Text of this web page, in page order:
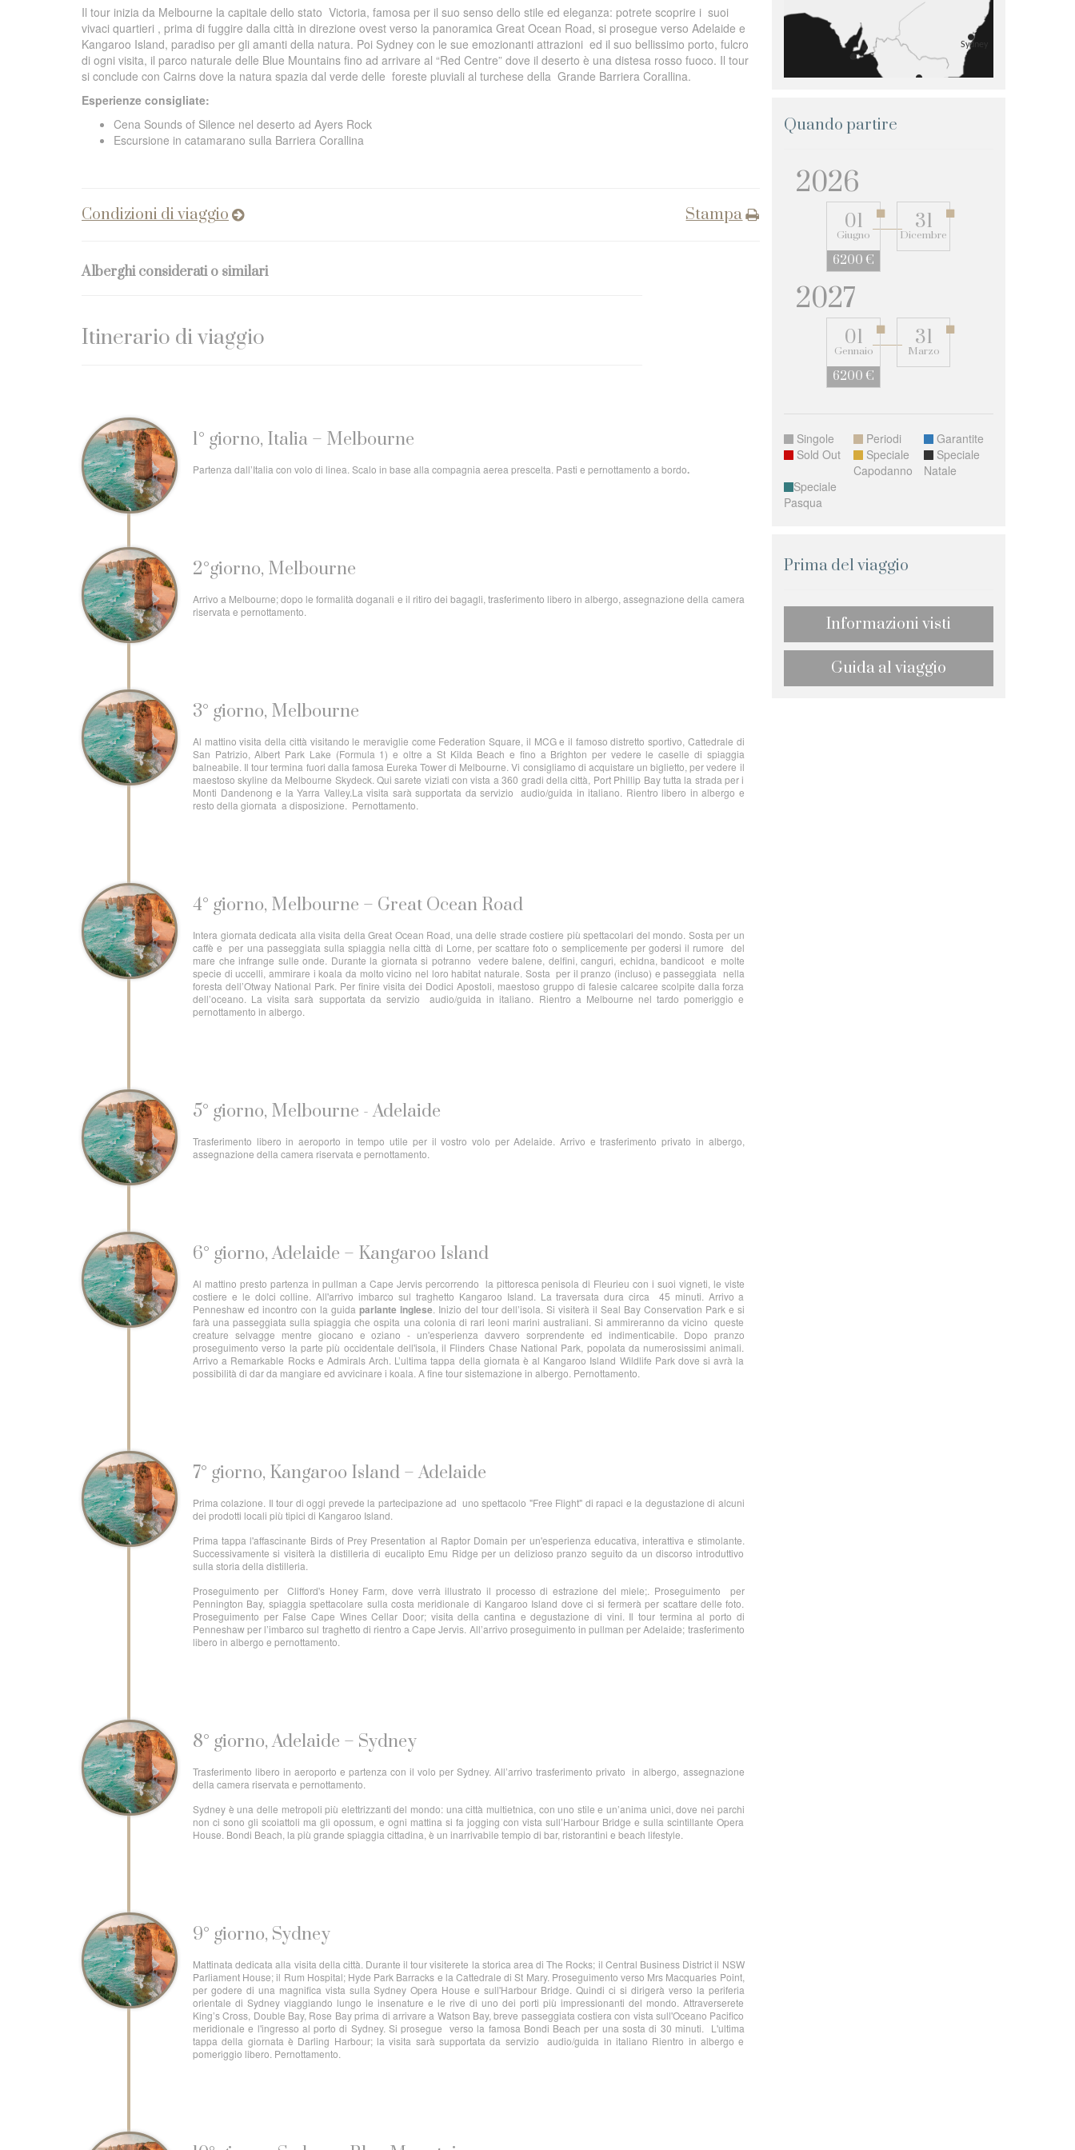
Il tour inizia da Melbourne la capitale dello stato Victoria, famosa per il suo senso dello stile ed eleganza: potrete scoprire i suoi
vivaci quartieri , prima di fuggire dalla città in direzione ovest verso la panoramica Great Ocean Road, si prosegue verso Adelaide e
Kangaroo Island, paradiso per gli amanti della natura. Poi Sydney con le sue emozionanti attrazioni ed il suo bellissimo porto, fulcro
di ogni visita, il parco naturale delle Blue Mountains fino ad arrivare al “Red Centre” dove il deserto è una distesa rosso fuoco. Il tour
si conclude con Cairns dove la natura spazia dal verde delle foreste pluviali al turchese della Grande Barriera Corallina.
Esperienze consigliate:
Cena Sounds of Silence nel deserto ad Ayers Rock
Escursione in catamarano sulla Barriera Corallina
Condizioni di viaggio Stampa
Alberghi considerati o similari
Itinerario di viaggio
1° giorno, Italia – Melbourne
Partenza dall’Italia con volo di linea. Scalo in base alla compagnia aerea prescelta. Pasti e pernottamento a bordo.
2°giorno, Melbourne
Arrivo a Melbourne; dopo le formalità doganali e il ritiro dei bagagli, trasferimento libero in albergo, assegnazione della camera
riservata e pernottamento.
3° giorno, Melbourne
Al mattino visita della città visitando le meraviglie come Federation Square, il MCG e il famoso distretto sportivo, Cattedrale di
San Patrizio, Albert Park Lake (Formula 1) e oltre a St Kilda Beach e fino a Brighton per vedere le caselle di spiaggia
balneabile. Il tour termina fuori dalla famosa Eureka Tower di Melbourne. Vi consigliamo di acquistare un biglietto, per vedere il
maestoso skyline da Melbourne Skydeck. Qui sarete viziati con vista a 360 gradi della città, Port Phillip Bay tutta la strada per i
Monti Dandenong e la Yarra Valley.La visita sarà supportata da servizio audio/guida in italiano. Rientro libero in albergo e
resto della giornata a disposizione. Pernottamento.
4° giorno, Melbourne – Great Ocean Road
Intera giornata dedicata alla visita della Great Ocean Road, una delle strade costiere più spettacolari del mondo. Sosta per un
caffè e per una passeggiata sulla spiaggia nella città di Lorne, per scattare foto o semplicemente per godersi il rumore del
mare che infrange sulle onde. Durante la giornata si potranno vedere balene, delfini, canguri, echidna, bandicoot e molte
specie di uccelli, ammirare i koala da molto vicino nel loro habitat naturale. Sosta per il pranzo (incluso) e passeggiata nella
foresta dell’Otway National Park. Per finire visita dei Dodici Apostoli, maestoso gruppo di falesie calcaree scolpite dalla forza
dell’oceano. La visita sarà supportata da servizio audio/guida in italiano. Rientro a Melbourne nel tardo pomeriggio e
pernottamento in albergo.
5° giorno, Melbourne - Adelaide
Trasferimento libero in aeroporto in tempo utile per il vostro volo per Adelaide. Arrivo e trasferimento privato in albergo,
assegnazione della camera riservata e pernottamento.
6° giorno, Adelaide – Kangaroo Island
Al mattino presto partenza in pullman a Cape Jervis percorrendo la pittoresca penisola di Fleurieu con i suoi vigneti, le viste
costiere e le dolci colline. All'arrivo imbarco sul traghetto Kangaroo Island. La traversata dura circa 45 minuti. Arrivo a
Penneshaw ed incontro con la guida parlante inglese. Inizio del tour dell’isola. Si visiterà il Seal Bay Conservation Park e si
farà una passeggiata sulla spiaggia che ospita una colonia di rari leoni marini australiani. Si ammireranno da vicino queste
creature selvagge mentre giocano e oziano - un'esperienza davvero sorprendente ed indimenticabile. Dopo pranzo
proseguimento verso la parte più occidentale dell'isola, il Flinders Chase National Park, popolata da numerosissimi animali.
Arrivo a Remarkable Rocks e Admirals Arch. L’ultima tappa della giornata è al Kangaroo Island Wildlife Park dove si avrà la
possibilità di dar da mangiare ed avvicinare i koala. A fine tour sistemazione in albergo. Pernottamento.
7° giorno, Kangaroo Island – Adelaide
Prima colazione. Il tour di oggi prevede la partecipazione ad uno spettacolo "Free Flight" di rapaci e la degustazione di alcuni
dei prodotti locali più tipici di Kangaroo Island.
Prima tappa l'affascinante Birds of Prey Presentation al Raptor Domain per un'esperienza educativa, interattiva e stimolante.
Successivamente si visiterà la distilleria di eucalipto Emu Ridge per un delizioso pranzo seguito da un discorso introduttivo
sulla storia della distilleria.
Proseguimento per Clifford's Honey Farm, dove verrà illustrato il processo di estrazione del miele;. Proseguimento per
Pennington Bay, spiaggia spettacolare sulla costa meridionale di Kangaroo Island dove ci si fermerà per scattare delle foto.
Proseguimento per False Cape Wines Cellar Door; visita della cantina e degustazione di vini. Il tour termina al porto di
Penneshaw per l’imbarco sul traghetto di rientro a Cape Jervis. All’arrivo proseguimento in pullman per Adelaide; trasferimento
libero in albergo e pernottamento.
8° giorno, Adelaide – Sydney
Trasferimento libero in aeroporto e partenza con il volo per Sydney. All’arrivo trasferimento privato in albergo, assegnazione
della camera riservata e pernottamento.
Sydney è una delle metropoli più elettrizzanti del mondo: una città multietnica, con uno stile e un’anima unici, dove nei parchi
non ci sono gli scoiattoli ma gli opossum, e ogni mattina si fa jogging con vista sull’Harbour Bridge e sulla scintillante Opera
House. Bondi Beach, la più grande spiaggia cittadina, è un inarrivabile tempio di bar, ristorantini e beach lifestyle.
9° giorno, Sydney
Mattinata dedicata alla visita della città. Durante il tour visiterete la storica area di The Rocks; il Central Business District il NSW
Parliament House; il Rum Hospital; Hyde Park Barracks e la Cattedrale di St Mary. Proseguimento verso Mrs Macquaries Point,
per godere di una magnifica vista sulla Sydney Opera House e sull'Harbour Bridge. Quindi ci si dirigerà verso la periferia
orientale di Sydney viaggiando lungo le insenature e le rive di uno dei porti più impressionanti del mondo. Attraverserete
King’s Cross, Double Bay, Rose Bay prima di arrivare a Watson Bay, breve passeggiata costiera con vista sull'Oceano Pacifico
meridionale e l'ingresso al porto di Sydney. Si prosegue verso la famosa Bondi Beach per una sosta di 30 minuti. L'ultima
tappa della giornata è Darling Harbour; la visita sarà supportata da servizio audio/guida in italiano Rientro in albergo e
pomeriggio libero. Pernottamento.
Quando partire
2026
01
Giugno
6200 €
31
Dicembre
2027
01
Gennaio
6200 €
31
Marzo
Singole Periodi
Garantite
Sold Out
Speciale
Capodanno
Speciale
Natale
Speciale
Pasqua
Prima del viaggio
Informazioni visti
Guida al viaggio